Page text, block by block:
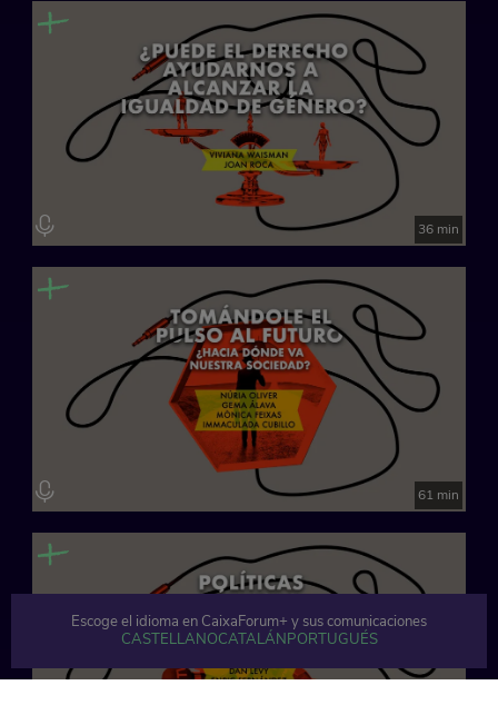
36 min
61 min
Escoge el idioma en CaixaForum+ y sus comunicaciones
CASTELLANOCATALÁNPORTUGUÉS